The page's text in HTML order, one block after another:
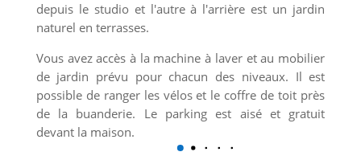
depuis le studio et l'autre à l'arrière est un jardin
naturel en terrasses.
Vous avez accès à la machine à laver et au mobilier
de jardin prévu pour chacun des niveaux. Il est
possible de ranger les vélos et le coffre de toit près
de la buanderie. Le parking est aisé et gratuit
devant la maison.